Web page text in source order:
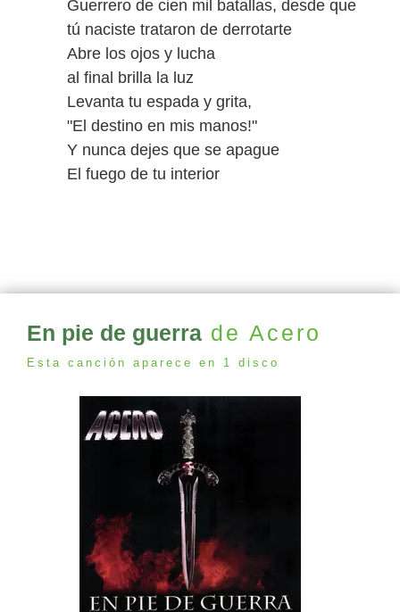
Guerrero de cien mil batallas, desde que
tú naciste trataron de derrotarte
Abre los ojos y lucha
al final brilla la luz
Levanta tu espada y grita,
"El destino en mis manos!"
Y nunca dejes que se apague
El fuego de tu interior
En pie de guerra de Acero
Esta canción aparece en 1 disco